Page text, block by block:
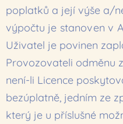
poplatků a její výše a/
výpočtu je stanoven v
Uživatel je povinen
Provozovateli odměnu
není-li Licence
bezúplatně, jedním ze
který je u příslušné